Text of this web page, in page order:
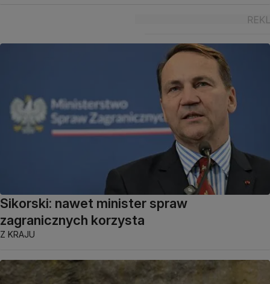
Sikorski: nawet minister spraw
zagranicznych korzysta
Z KRAJU